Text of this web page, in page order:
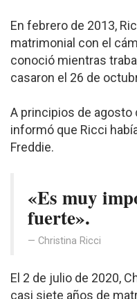
En febrero de 2013,
matrimonial con el
conoció mientras
casaron el 26 de
A principios de agosto
informó que Ricci
Freddie.
«Es muy
fuerte».
Christina Ricci
El 2 de julio de 2020,
casi siete años de